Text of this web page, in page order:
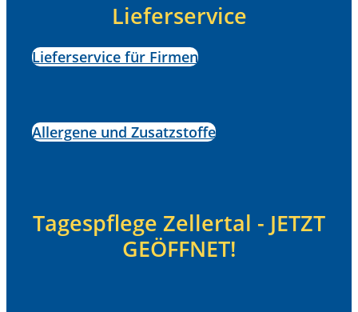
Lieferservice
Lieferservice für Firmen
Allergene und Zusatzstoffe
Tagespflege Zellertal - JETZT
GEÖFFNET!